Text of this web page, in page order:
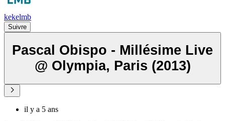
kekelmb
Suivre
Pascal Obispo - Millésime Live
@ Olympia, Paris (2013)
il y a 5 ans